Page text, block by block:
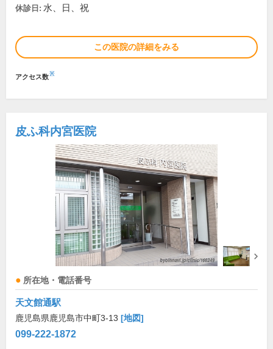
休診日: 水、日、祝
この医院の詳細をみる
アクセス数※
皮ふ科内宮医院
所在地・電話番号
天文館通駅
鹿児島県鹿児島市中町3-13 [地図]
099-222-1872